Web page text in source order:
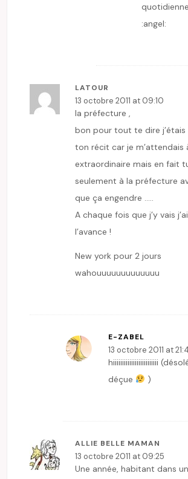
:angel:
LATOUR
13 octobre 2011 at 09:10
la préfecture ,
bon pour tout te dire j’étais
ton récit car je m’attendais
extraordinaire mais en fait
seulement à la préfecture
que ça engendre …..
A chaque fois que j’y vais
l’avance !
New york pour 2 jours
wahouuuuuuuuuuuuu
E-ZABEL
13 octobre 2011 at
hiiiiiiiiiiiiiiiiiiiiiiiii
déçue
)
ALLIE BELLE MAMAN
13 octobre 2011 at 09:25
Une année, habitant dans